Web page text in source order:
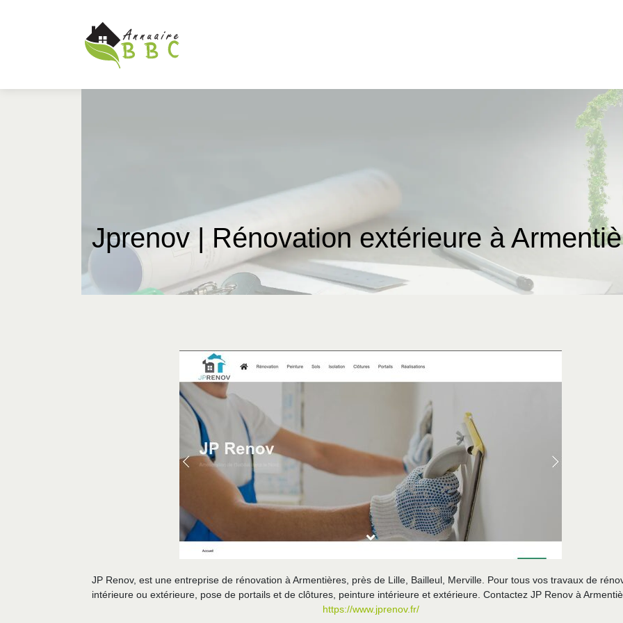
Jprenov | Rénovation extérieure à
JP Renov, est une entreprise de rénovation à Armentières, près de Lille, Bailleul, Merville. Pour tous vos travaux de
intérieure ou extérieure, pose de portails et de clôtures, peinture intérieure et extérieure. Contactez JP Renov à
https://www.jprenov.fr/